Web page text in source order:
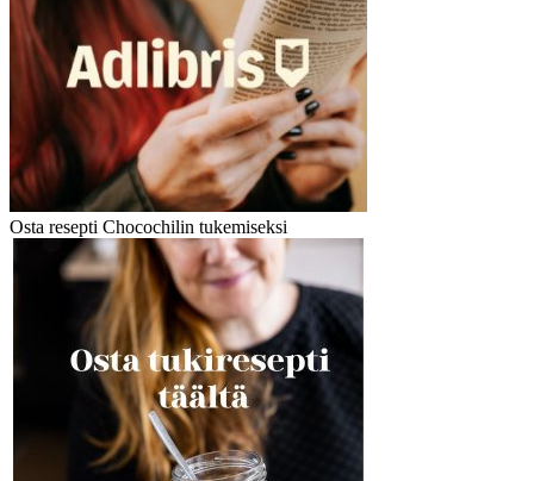
Osta resepti Chocochilin tukemiseksi